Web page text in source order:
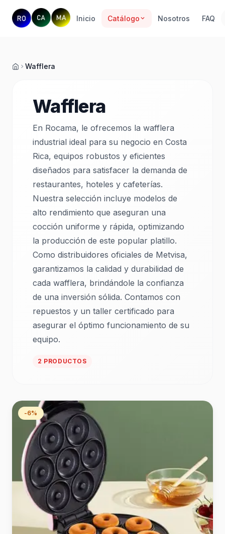
Inicio Catálogo Nosotros FAQ
Inicio
Wafflera
Wafflera
En Rocama, le ofrecemos la wafflera
industrial ideal para su negocio en Costa
Rica, equipos robustos y eficientes
diseñados para satisfacer la demanda de
restaurantes, hoteles y cafeterías.
Nuestra selección incluye modelos de
alto rendimiento que aseguran una
cocción uniforme y rápida, optimizando
la producción de este popular platillo.
Como distribuidores oficiales de Metvisa,
garantizamos la calidad y durabilidad de
cada wafflera, brindándole la confianza
de una inversión sólida. Contamos con
repuestos y un taller certificado para
asegurar el óptimo funcionamiento de su
equipo.
2 PRODUCTOS
-6%